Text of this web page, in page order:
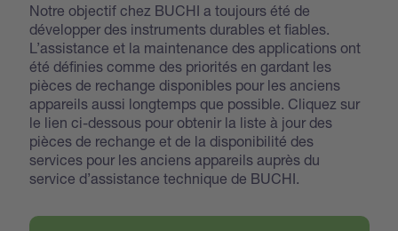
Notre objectif chez BUCHI a toujours été de
développer des instruments durables et fiables.
L’assistance et la maintenance des applications ont
été définies comme des priorités en gardant les
pièces de rechange disponibles pour les anciens
appareils aussi longtemps que possible. Cliquez sur
le lien ci-dessous pour obtenir la liste à jour des
pièces de rechange et de la disponibilité des
services pour les anciens appareils auprès du
service d’assistance technique de BUCHI.